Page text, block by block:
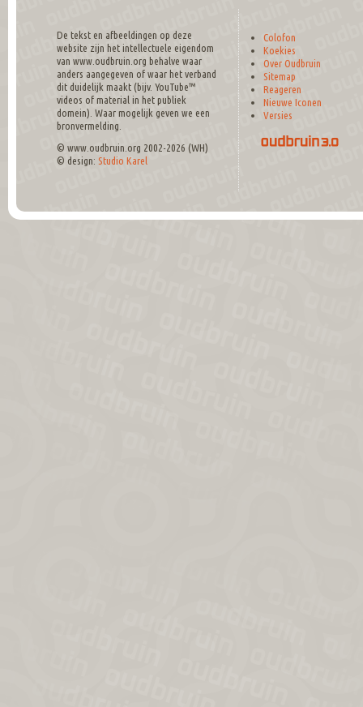
De tekst en afbeeldingen op deze
website zijn het intellectuele eigendom
van www.oudbruin.org behalve waar
anders aangegeven of waar het verband
dit duidelijk maakt (bijv. YouTube™
videos of material in het publiek
domein). Waar mogelijk geven we een
bronvermelding.
© www.oudbruin.org 2002-2026 (WH)
© design: Studio Karel
Colofon
Koekies
Over Oudbruin
Sitemap
Reageren
Nieuwe Iconen
Versies